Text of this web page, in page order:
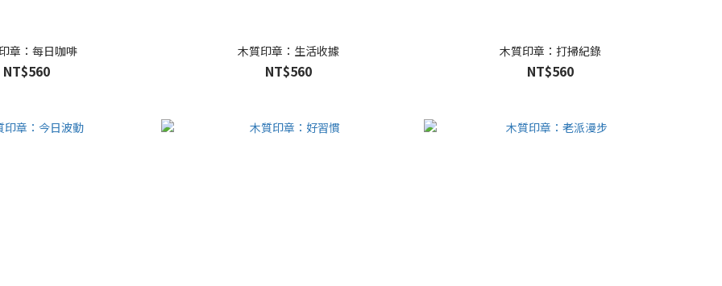
章：每日咖啡
NT$560
木質印章：生活收據
NT$560
木質印章：打掃紀錄
NT$560